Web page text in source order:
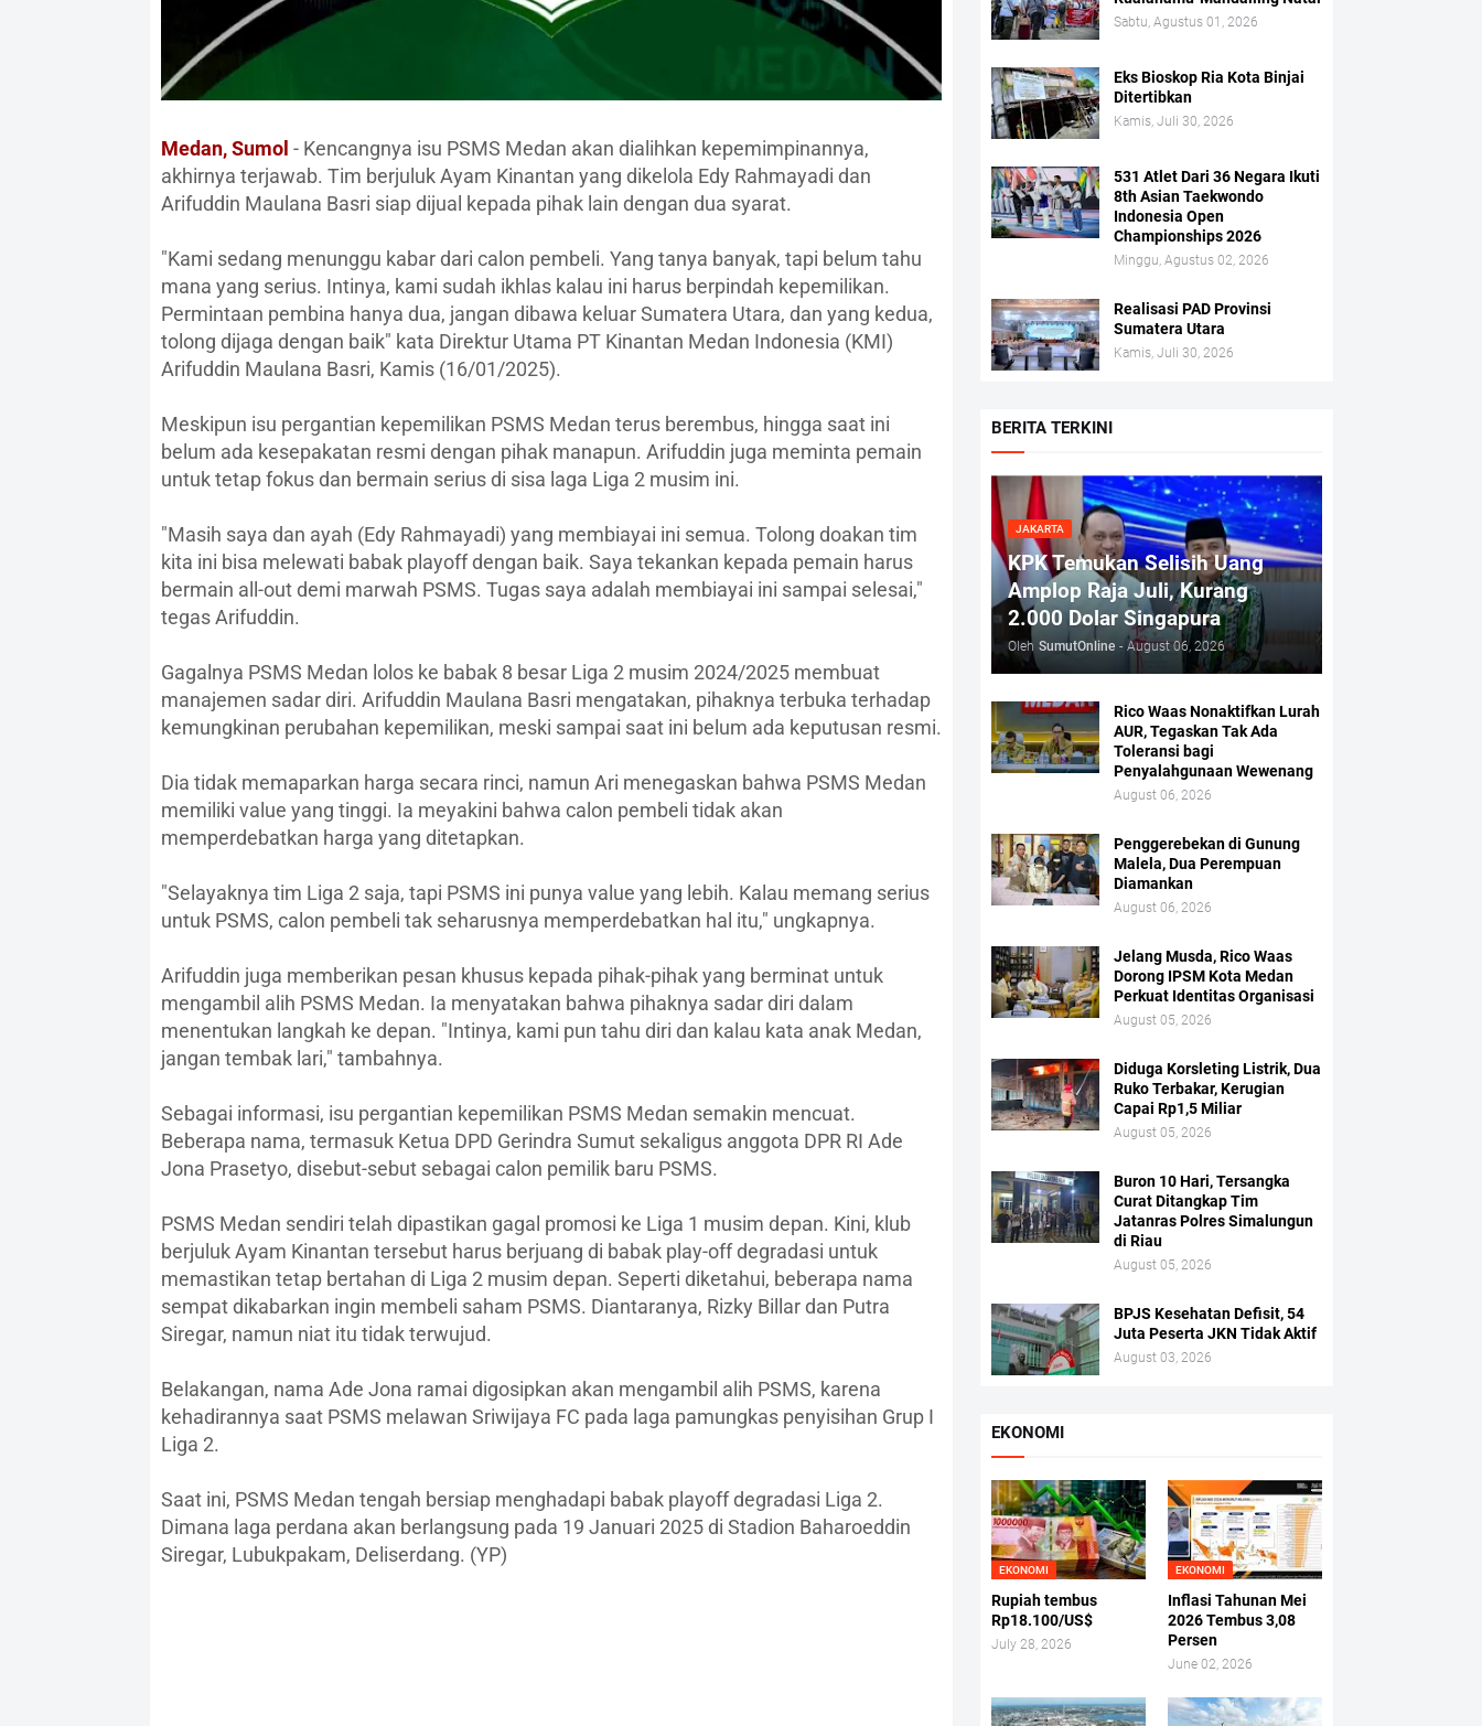
Medan, Sumol - Kencangnya isu PSMS Medan akan dialihkan kepemimpinannya,
akhirnya terjawab. Tim berjuluk Ayam Kinantan yang dikelola Edy Rahmayadi dan
Arifuddin Maulana Basri siap dijual kepada pihak lain dengan dua syarat.
"Kami sedang menunggu kabar dari calon pembeli. Yang tanya banyak, tapi belum tahu
mana yang serius. Intinya, kami sudah ikhlas kalau ini harus berpindah kepemilikan.
Permintaan pembina hanya dua, jangan dibawa keluar Sumatera Utara, dan yang kedua,
tolong dijaga dengan baik" kata Direktur Utama PT Kinantan Medan Indonesia (KMI)
Arifuddin Maulana Basri, Kamis (16/01/2025).
Meskipun isu pergantian kepemilikan PSMS Medan terus berembus, hingga saat ini
belum ada kesepakatan resmi dengan pihak manapun. Arifuddin juga meminta pemain
untuk tetap fokus dan bermain serius di sisa laga Liga 2 musim ini.
"Masih saya dan ayah (Edy Rahmayadi) yang membiayai ini semua. Tolong doakan tim
kita ini bisa melewati babak playoff dengan baik. Saya tekankan kepada pemain harus
bermain all-out demi marwah PSMS. Tugas saya adalah membiayai ini sampai selesai,"
tegas Arifuddin.
Gagalnya PSMS Medan lolos ke babak 8 besar Liga 2 musim 2024/2025 membuat
manajemen sadar diri. Arifuddin Maulana Basri mengatakan, pihaknya terbuka terhadap
kemungkinan perubahan kepemilikan, meski sampai saat ini belum ada keputusan resmi.
Dia tidak memaparkan harga secara rinci, namun Ari menegaskan bahwa PSMS Medan
memiliki value yang tinggi. Ia meyakini bahwa calon pembeli tidak akan
memperdebatkan harga yang ditetapkan.
"Selayaknya tim Liga 2 saja, tapi PSMS ini punya value yang lebih. Kalau memang serius
untuk PSMS, calon pembeli tak seharusnya memperdebatkan hal itu," ungkapnya.
Arifuddin juga memberikan pesan khusus kepada pihak-pihak yang berminat untuk
mengambil alih PSMS Medan. Ia menyatakan bahwa pihaknya sadar diri dalam
menentukan langkah ke depan. "Intinya, kami pun tahu diri dan kalau kata anak Medan,
jangan tembak lari," tambahnya.
Sebagai informasi, isu pergantian kepemilikan PSMS Medan semakin mencuat.
Beberapa nama, termasuk Ketua DPD Gerindra Sumut sekaligus anggota DPR RI Ade
Jona Prasetyo, disebut-sebut sebagai calon pemilik baru PSMS.
PSMS Medan sendiri telah dipastikan gagal promosi ke Liga 1 musim depan. Kini, klub
berjuluk Ayam Kinantan tersebut harus berjuang di babak play-off degradasi untuk
memastikan tetap bertahan di Liga 2 musim depan. Seperti diketahui, beberapa nama
sempat dikabarkan ingin membeli saham PSMS. Diantaranya, Rizky Billar dan Putra
Siregar, namun niat itu tidak terwujud.
Belakangan, nama Ade Jona ramai digosipkan akan mengambil alih PSMS, karena
kehadirannya saat PSMS melawan Sriwijaya FC pada laga pamungkas penyisihan Grup I
Liga 2.
Saat ini, PSMS Medan tengah bersiap menghadapi babak playoff degradasi Liga 2.
Dimana laga perdana akan berlangsung pada 19 Januari 2025 di Stadion Baharoeddin
Siregar, Lubukpakam, Deliserdang. (YP)
Sabtu, Agustus 01, 2026
Eks Bioskop Ria Kota Binjai
Ditertibkan
Kamis, Juli 30, 2026
531 Atlet Dari 36 Negara Ikuti
8th Asian Taekwondo
Indonesia Open
Championships 2026
Minggu, Agustus 02, 2026
Realisasi PAD Provinsi
Sumatera Utara
Kamis, Juli 30, 2026
BERITA TERKINI
JAKARTA
KPK Temukan Selisih Uang
Amplop Raja Juli, Kurang
2.000 Dolar Singapura
Oleh SumutOnline - August 06, 2026
Rico Waas Nonaktifkan Lurah
AUR, Tegaskan Tak Ada
Toleransi bagi
Penyalahgunaan Wewenang
August 06, 2026
Penggerebekan di Gunung
Malela, Dua Perempuan
Diamankan
August 06, 2026
Jelang Musda, Rico Waas
Dorong IPSM Kota Medan
Perkuat Identitas Organisasi
August 05, 2026
Diduga Korsleting Listrik, Dua
Ruko Terbakar, Kerugian
Capai Rp1,5 Miliar
August 05, 2026
Buron 10 Hari, Tersangka
Curat Ditangkap Tim
Jatanras Polres Simalungun
di Riau
August 05, 2026
BPJS Kesehatan Defisit, 54
Juta Peserta JKN Tidak Aktif
August 03, 2026
EKONOMI
EKONOMI
Rupiah tembus
Rp18.100/US$
July 28, 2026
EKONOMI
Inflasi Tahunan Mei
2026 Tembus 3,08
Persen
June 02, 2026